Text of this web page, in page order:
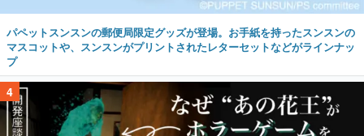
パペットスンスンの郵便局限定グッズが登場。お手紙を持ったスンスンの
マスコットや、スンスンがプリントされたレターセットなどがラインナッ
プ
4